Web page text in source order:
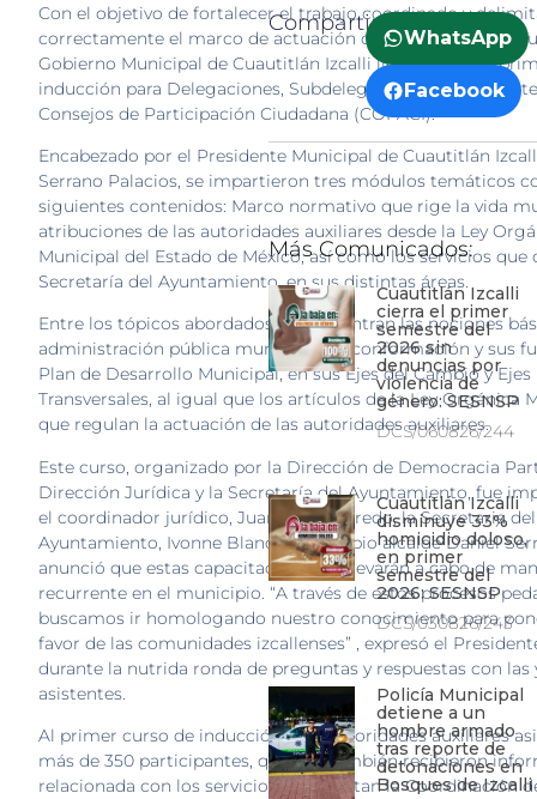
Con el objetivo de fortalecer el trabajo coordinado y
correctamente el marco de actuación de las autoridades
Gobierno Municipal de Cuautitlán Izcalli llevó a cabo el
inducción para Delegaciones, Subdelegaciones e
Consejos de Participación Ciudadana (COPACI).
Encabezado por el Presidente Municipal de Cuautitlán
Serrano Palacios, se impartieron tres módulos temáticos
siguientes contenidos: Marco normativo que rige la vida
atribuciones de las autoridades auxiliares desde la Ley
Municipal del Estado de México, así como los servicios que
Secretaría del Ayuntamiento, en sus distintas áreas.
Entre los tópicos abordados se encuentran las nociones
administración pública municipal, su conformación y sus
Plan de Desarrollo Municipal, en sus Ejes del Cambio y Ejes
Transversales, al igual que los artículos de la Ley Orgánica
que regulan la actuación de las autoridades auxiliares.
Este curso, organizado por la Dirección de Democracia
Dirección Jurídica y la Secretaría del Ayuntamiento, fue
el coordinador jurídico, Juan Pablo Loredo, la Secretaria del
Ayuntamiento, Ivonne Blanco y el propio alcalde Daniel
anunció que estas capacitaciones se llevarán a cabo de
recurrente en el municipio. “A través de estos procesos
buscamos ir homologando nuestro conocimiento para
favor de las comunidades izcallenses” , expresó el
durante la nutrida ronda de preguntas y respuestas con las
asistentes.
Al primer curso de inducción para autoridades auxiliares
más de 350 participantes, quienes también recibieron
relacionada con los servicios que prestan la Coordinación
Compartir:
WhatsApp
Facebook
Más Comunicados:
Cuautitlán Izcalli
cierra el primer
semestre del
2026 sin
denuncias por
violencia de
género: SESNSP
DCS/060826/244
Cuautitlán Izcalli
disminuye 33%
homicidio doloso,
en primer
semestre del
2026: SESNSP
DCS/030826/243
Policía Municipal
detiene a un
hombre armado
tras reporte de
detonaciones en
Bosques de Izcalli